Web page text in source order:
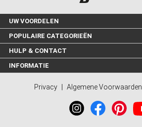
UW VOORDELEN
POPULAIRE CATEGORIEËN
HULP & CONTACT
INFORMATIE
Privacy Algemene Voorwaarden